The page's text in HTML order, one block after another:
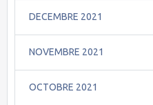
DECEMBRE 2021
NOVEMBRE 2021
OCTOBRE 2021